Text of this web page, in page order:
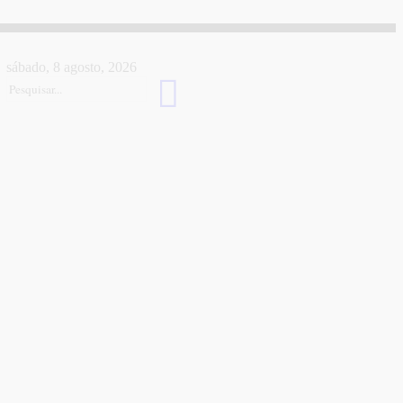
sábado, 8 agosto, 2026